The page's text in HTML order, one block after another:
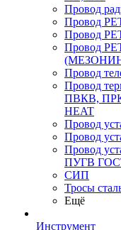
Провод
Провод
Провод
Провод
Провод
Провод
ПВКВ,
HEAT
Провод
Провод
Провод
ПУГВ
СИП
Тросы
Ещё
Инструмент